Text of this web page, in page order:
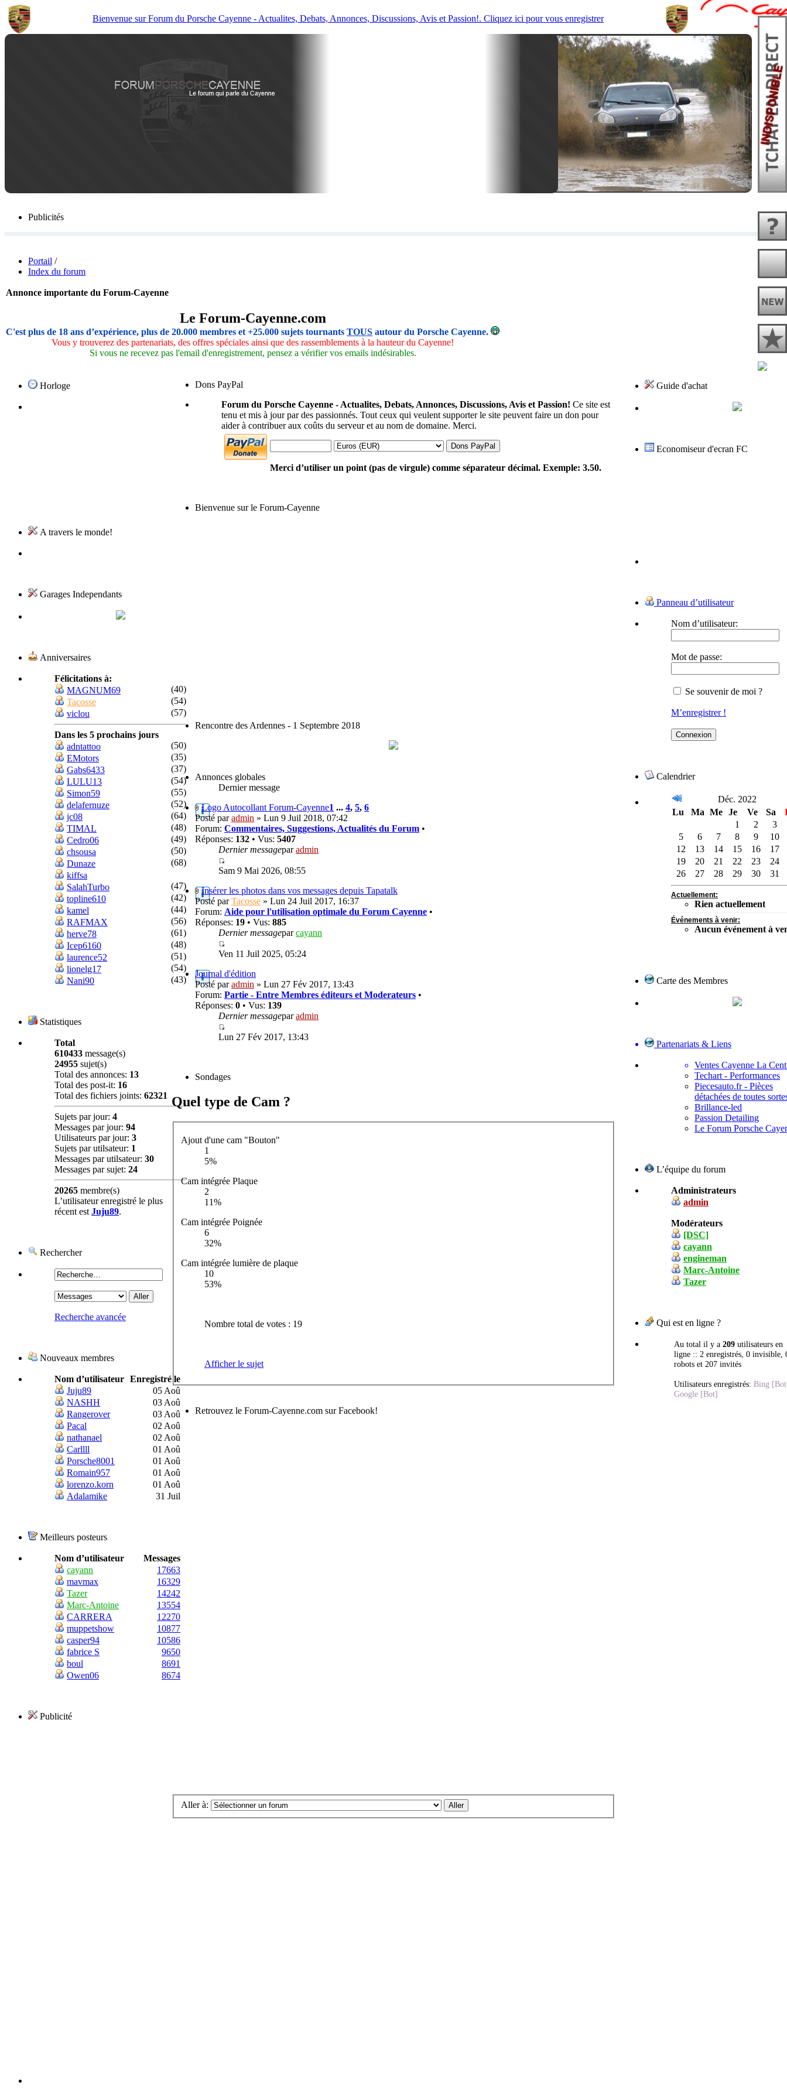
Bienvenue sur Forum du Porsche Cayenne - Actualites, Debats, Annonces, Discussions, Avis et Passion!. Cliquez ici pour vous enregistrer
Publicités
Portail /
Index du forum
Annonce importante du Forum-Cayenne
Le Forum-Cayenne.com
C'est plus de 18 ans d’expérience, plus de 20.000 membres et +25.000 sujets tournants TOUS autour du Porsche Cayenne.
Vous y trouverez des partenariats, des offres spéciales ainsi que des rassemblements à la hauteur du Cayenne!
Si vous ne recevez pas l'email d'enregistrement, pensez a vérifier vos emails indésirables.
Horloge
A travers le monde!
Garages Independants
Anniversaires
Félicitations à:
MAGNUM69
(40)
Tacosse
(54)
viclou
(57)
Dans les 5 prochains jours
adntattoo
(50)
EMotors
(35)
Gabs6433
(37)
LULU13
(54)
Simon59
(55)
delafernuze
(52)
jc08
(64)
TIMAL
(48)
Cedro06
(49)
chsousa
(50)
Dunaze
(68)
kiffsa
SalahTurbo
(47)
topline610
(42)
kamel
(44)
RAFMAX
(56)
herve78
(61)
Icep6160
(48)
laurence52
(51)
lionelg17
(54)
Nani90
(43)
Statistiques
Total
610433 message(s)
24955 sujet(s)
Total des annonces: 13
Total des post-it: 16
Total des fichiers joints: 62321
Sujets par jour: 4
Messages par jour: 94
Utilisateurs par jour: 3
Sujets par utilsateur: 1
Messages par utilsateur: 30
Messages par sujet: 24
20265 membre(s)
L’utilisateur enregistré le plus
récent est Juju89.
Rechercher
Recherche avancée
Nouveaux membres
Nom d’utilisateur Enregistré le
Juju89
05 Aoû
NASHH
03 Aoû
Rangerover
03 Aoû
Pacal
02 Aoû
nathanael
02 Aoû
Carllll
01 Aoû
Porsche8001
01 Aoû
Romain957
01 Aoû
lorenzo.korn
01 Aoû
Adalamike
31 Juil
Meilleurs posteurs
Nom d’utilisateur
Messages
cayann
17663
mavmax
16329
Tazer
14242
Marc-Antoine
13554
CARRERA
12270
muppetshow
10877
casper94
10586
fabrice S
9650
boul
8691
Owen06
8674
Publicité
Dons PayPal
Forum du Porsche Cayenne - Actualites, Debats, Annonces, Discussions, Avis et Passion! Ce site est
tenu et mis à jour par des passionnés. Tout ceux qui veulent supporter le site peuvent faire un don pour
aider à contribuer aux coûts du serveur et au nom de domaine. Merci.
Merci d’utiliser un point (pas de virgule) comme séparateur décimal. Exemple: 3.50.
Bienvenue sur le Forum-Cayenne
Rencontre des Ardennes - 1 Septembre 2018
Annonces globales
Dernier message
Logo Autocollant Forum-Cayenne1 ... 4, 5, 6
Posté paradmin » Lun 9 Juil 2018, 07:42
Forum: Commentaires, Suggestions, Actualités du Forum •
Réponses: 132 • Vus: 5407
Dernier messageparadmin
Sam 9 Mai 2026, 08:55
Insérer les photos dans vos messages depuis Tapatalk
Posté parTacosse » Lun 24 Juil 2017, 16:37
Forum: Aide pour l'utilisation optimale du Forum Cayenne •
Réponses: 19 • Vus: 885
Dernier messageparcayann
Ven 11 Juil 2025, 05:24
Journal d'édition
Posté paradmin » Lun 27 Fév 2017, 13:43
Forum: Partie - Entre Membres éditeurs et Moderateurs •
Réponses: 0 • Vus: 139
Dernier messageparadmin
Lun 27 Fév 2017, 13:43
Sondages
Quel type de Cam ?
Ajout d'une cam "Bouton"
1
5%
Cam intégrée Plaque
2
11%
Cam intégrée Poignée
6
32%
Cam intégrée lumière de plaque
10
53%
Nombre total de votes : 19
Afficher le sujet
Retrouvez le Forum-Cayenne.com sur Facebook!
Aller à:
Guide d'achat
Economiseur d'ecran FC
Panneau d’utilisateur
Nom d’utilisateur:
Mot de passe:
Se souvenir de moi ?
M’enregistrer !
Calendrier
Déc. 2022
Lu
Ma Me Je Ve Sa
1
2
3
5
6 7 8 9
10
12
13 14 15 16
17
19
20 21 22 23
24
26
27 28 29 30 31
Actuellement:
Rien actuellement
Événements à venir:
Aucun événement à
Carte des Membres
Partenariats & Liens
Ventes Cayenne La
Techart - Performances
Piecesauto.fr - Pièces
détachées de toutes
Brillance-led
Passion Detailing
Le Forum Porsche
L’équipe du forum
Administrateurs
admin
Modérateurs
[DSC]
cayann
engineman
Marc-Antoine
Tazer
Qui est en ligne ?
Au total il y a 209 utilisateurs en
ligne :: 2 enregistrés, 0 invisible,
robots et 207 invités
Utilisateurs enregistrés: Bing
Google [Bot]